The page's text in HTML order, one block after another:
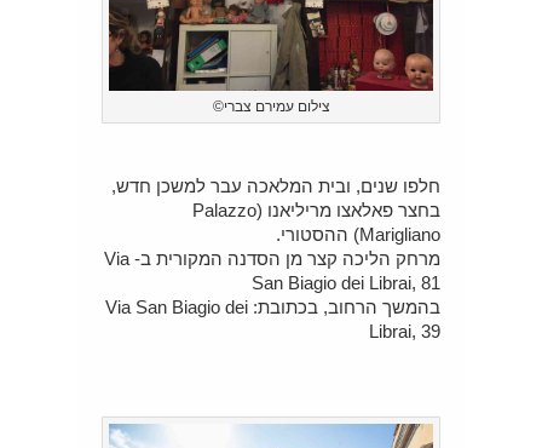
צילום עמירם צברי©
חלפו שנים, ובית המלאכה עבר למשכן חדש,
בחצר פאלאצו מריליאנו (Palazzo
Marigliano) ההסטורי.
מרחק הליכה קצר מן הסדנה המקורית ב- Via
San Biagio dei Librai, 81
בהמשך הרחוב, בכתובת: Via San Biagio dei
Librai, 39